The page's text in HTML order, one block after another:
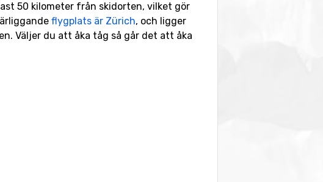
50 kilometer från skidorten, vilket gör
flygplats är Zürich, och ligger
Väljer du att åka tåg så går det att åka
ska ner igen finns det 26 olika backar.